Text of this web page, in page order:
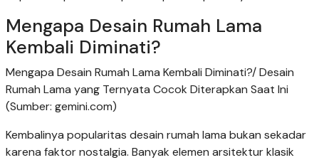
Mengapa Desain Rumah Lama
Kembali Diminati?
Mengapa Desain Rumah Lama Kembali Diminati?/ Desain
Rumah Lama yang Ternyata Cocok Diterapkan Saat Ini
(Sumber: gemini.com)
Kembalinya popularitas desain rumah lama bukan sekadar
karena faktor nostalgia. Banyak elemen arsitektur klasik